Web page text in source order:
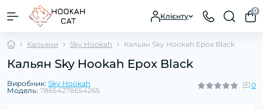
Клієнту
0
Кальяни Sky Hookah Кальян Sky Hookah Epox Black
Кальян Sky Hookah Epox Black
Виробник: Sky Hookah
Модель: 78654278654265
0